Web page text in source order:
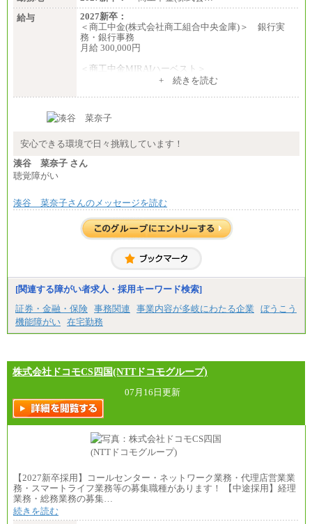
給与
2027新卒：
＜商工中金(株式会社商工組合中央金庫)＞ 銀行実
務・銀行事務
月給 300,000円
＜商工中金MIRAIハーベスト＞
+ 続きを読む
安心できる環境で日々挑戦しています！
湊谷 菜奈子 さん
聴覚障がい
湊谷 菜奈子さんのメッセージを読む
[関連する障がい者求人・採用キーワード検索]
証券・金融・保険 事務関連 事業内容が多岐にわたる企業
ぼうこう
機能障がい 在宅勤務
株式会社ドコモCS四国(NTTドコモグループ)
07月16日更新
【2027新卒採用】コールセンター・ネットワーク業務・代理店営業業
務・スマートライフ業務等の募集職種があります！ 【中途採用】経理
業務・総務業務の募集…
続きを読む